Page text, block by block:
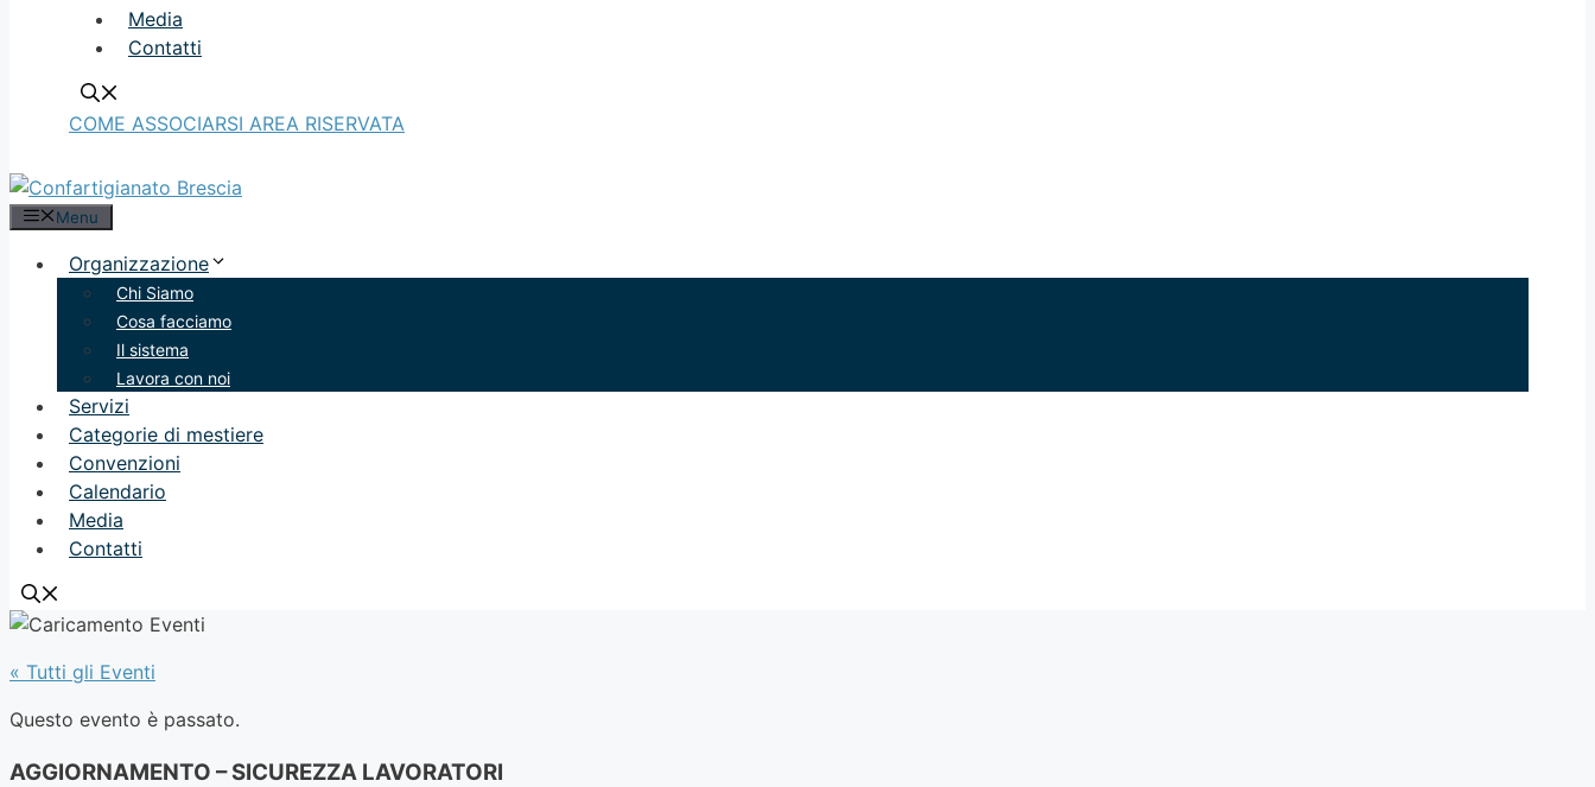
Media
Contatti
COME ASSOCIARSI AREA RISERVATA
Menu
Organizzazione
Chi Siamo
Cosa facciamo
Il sistema
Lavora con noi
Servizi
Categorie di mestiere
Convenzioni
Calendario
Media
Contatti
« Tutti gli Eventi
Questo evento è passato.
AGGIORNAMENTO – SICUREZZA LAVORATORI